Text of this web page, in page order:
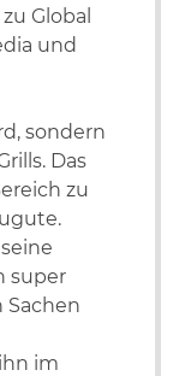
Global
und
sondern
Das
zu
super
Sachen
im